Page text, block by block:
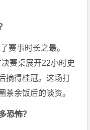
赛事时长之最。
赛桌展开22小时史
摘得桂冠。这场打
茶余饭后的谈资。
恐怖？